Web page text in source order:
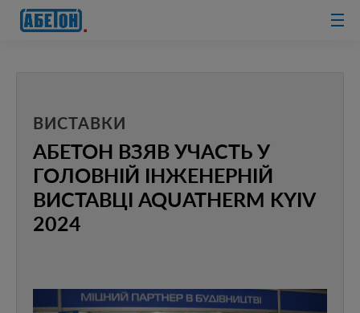
очисні споруди
ВИСТАВКИ
АБЕТОН ВЗЯВ УЧАСТЬ У
ГОЛОВНІЙ ІНЖЕНЕРНІЙ
ВИСТАВЦІ AQUATHERM KYIV
2024